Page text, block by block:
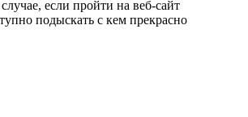
если пройти на веб-сайт
подыскать с кем прекрасно